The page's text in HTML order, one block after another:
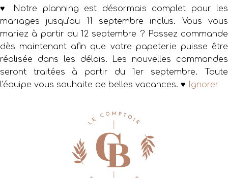
♥ Notre planning est désormais complet pour les
mariages jusqu’au 11 septembre inclus. Vous vous
mariez à partir du 12 septembre ? Passez commande
dès maintenant afin que votre papeterie puisse être
réalisée dans les délais. Les nouvelles commandes
seront traitées à partir du 1er septembre. Toute
l’équipe vous souhaite de belles vacances. ♥
Ignorer